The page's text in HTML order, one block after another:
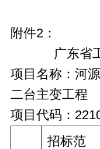
附件2：
广东省
项目名称：河
二台主变工程
项目代码：
招标范